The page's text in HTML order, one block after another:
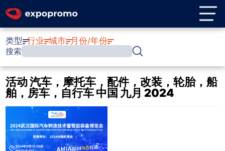
类型 行业 城市 月份/年份
搜索
活动 汽车，摩托车，配件，改装，轮胎，船
舶，房车，自行车 中国 九月 2024